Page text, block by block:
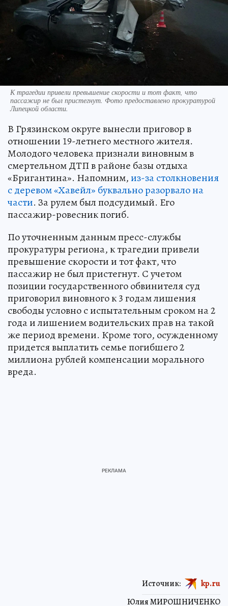
К трагедии привели превышение скорости и тот факт, что
пассажир не был пристегнут. Фото предоставлено прокуратурой
Липецкой области.
В Грязинском округе вынесли приговор в
отношении 19-летнего местного жителя.
Молодого человека признали виновным в
смертельном ДТП в районе базы отдыха
«Бригантина». Напомним,из-за столкновения
с деревом «Хавейл» буквально разорвало на
части. За рулем был подсудимый. Его
пассажир-ровесник погиб.
По уточненным данным пресс-службы
прокуратуры региона, к трагедии привели
превышение скорости и тот факт, что
пассажир не был пристегнут. С учетом
позиции государственного обвинителя суд
приговорил виновного к 3 годам лишения
свободы условно с испытательным сроком на 2
года и лишением водительских прав на такой
же период времени. Кроме того, осужденному
придется выплатить семье погибшего 2
миллиона рублей компенсации морального
вреда.
Юлия МИРОШНИЧЕНКО
Источник: kp.ru